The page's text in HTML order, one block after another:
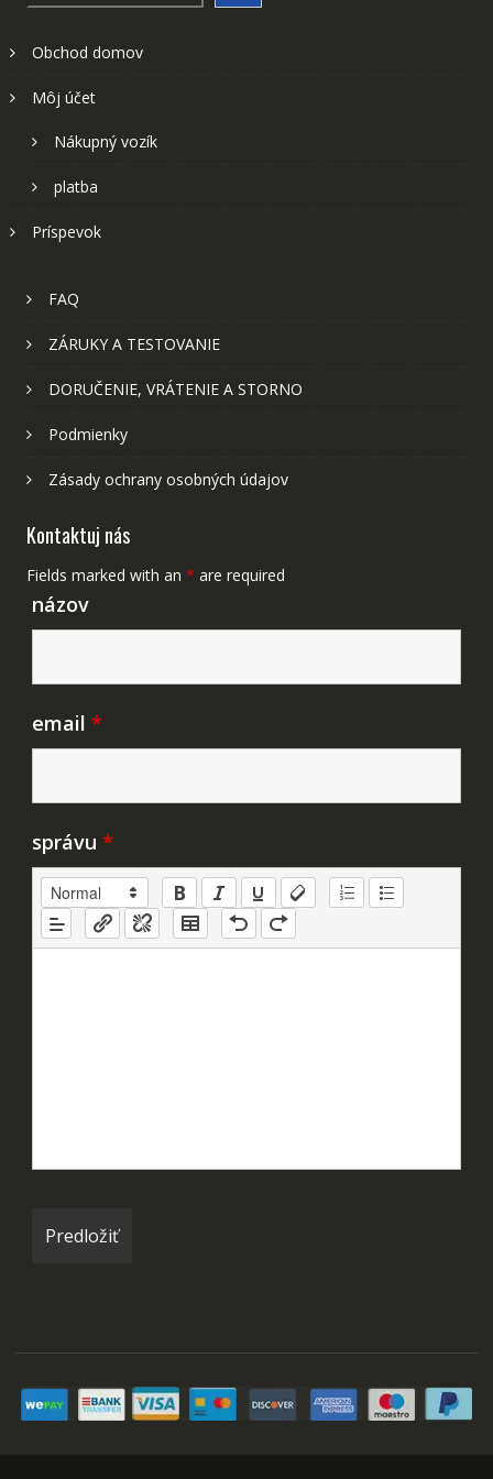
Obchod domov
Môj účet
Nákupný vozík
platba
Príspevok
FAQ
ZÁRUKY A TESTOVANIE
DORUČENIE, VRÁTENIE A STORNO
Podmienky
Zásady ochrany osobných údajov
Kontaktuj nás
Fields marked with an * are required
názov
email *
správu *